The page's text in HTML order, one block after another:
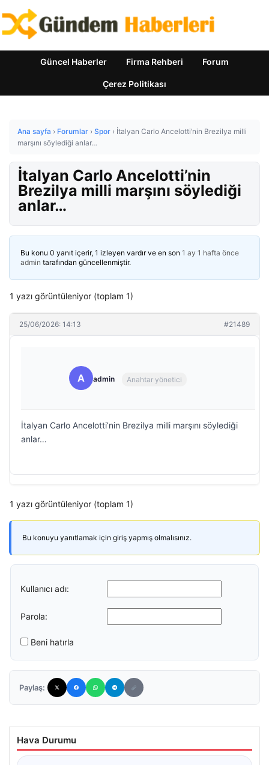
Güncel Haberler Firma Rehberi Forum
Çerez Politikası
Ana sayfa › Forumlar › Spor › İtalyan Carlo Ancelotti’nin Brezilya milli
marşını söylediği anlar…
İtalyan Carlo Ancelotti’nin
Brezilya milli marşını söylediği
anlar…
Bu konu 0 yanıt içerir, 1 izleyen vardır ve en son 1 ay 1 hafta önce
admin tarafından güncellenmiştir.
1 yazı görüntüleniyor (toplam 1)
25/06/2026: 14:13 #21489
A admin Anahtar yönetici
İtalyan Carlo Ancelotti’nin Brezilya milli marşını söylediği
anlar…
1 yazı görüntüleniyor (toplam 1)
Bu konuyu yanıtlamak için giriş yapmış olmalısınız.
Kullanıcı adı:
Parola:
Beni hatırla
Paylaş:
Hava Durumu